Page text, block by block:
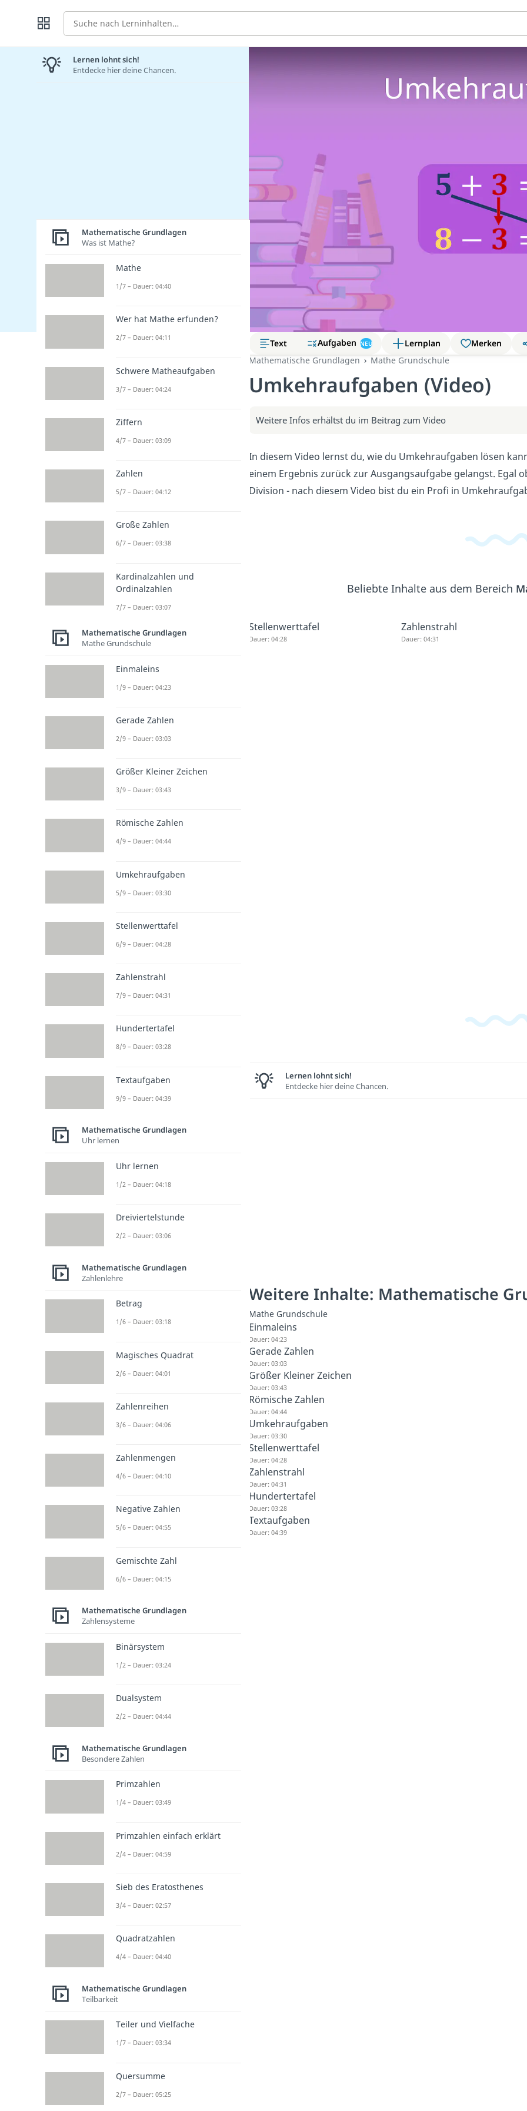
Suche
Text Aufgaben NEU Lernplan Merken
Mathematische Grundlagen
Mathe Grundschule
Umkehraufgaben (Video)
Weitere Infos erhältst du im Beitrag zum Video
In diesem Video lernst du, wie du Umkehraufgaben lösen
einem Ergebnis zurück zur Ausgangsaufgabe gelangst.
Division - nach diesem Video bist du ein Profi in
Beliebte Inhalte aus dem Bereich
Stellenwerttafel
Dauer: 04:28
Zahlenstrahl
Dauer: 04:31
Lernen lohnt sich!
Entdecke hier deine Chancen.
Weitere Inhalte: Mathematische
Mathe Grundschule
Einmaleins
Dauer: 04:23
Gerade Zahlen
Dauer: 03:03
Größer Kleiner Zeichen
Dauer: 03:43
Römische Zahlen
Dauer: 04:44
Umkehraufgaben
Dauer: 03:30
Stellenwerttafel
Dauer: 04:28
Zahlenstrahl
Dauer: 04:31
Hundertertafel
Dauer: 03:28
Textaufgaben
Dauer: 04:39
Lernen lohnt sich!
Entdecke hier deine Chancen.
Mathematische Grundlagen
Was ist Mathe?
Mathe
1/7 – Dauer: 04:40
Wer hat Mathe erfunden?
2/7 – Dauer: 04:11
Schwere Matheaufgaben
3/7 – Dauer: 04:24
Ziffern
4/7 – Dauer: 03:09
Zahlen
5/7 – Dauer: 04:12
Große Zahlen
6/7 – Dauer: 03:38
Kardinalzahlen und
Ordinalzahlen
7/7 – Dauer: 03:07
Mathematische Grundlagen
Mathe Grundschule
Einmaleins
1/9 – Dauer: 04:23
Gerade Zahlen
2/9 – Dauer: 03:03
Größer Kleiner Zeichen
3/9 – Dauer: 03:43
Römische Zahlen
4/9 – Dauer: 04:44
Umkehraufgaben
5/9 – Dauer: 03:30
Stellenwerttafel
6/9 – Dauer: 04:28
Zahlenstrahl
7/9 – Dauer: 04:31
Hundertertafel
8/9 – Dauer: 03:28
Textaufgaben
9/9 – Dauer: 04:39
Mathematische Grundlagen
Uhr lernen
Uhr lernen
1/2 – Dauer: 04:18
Dreiviertelstunde
2/2 – Dauer: 03:06
Mathematische Grundlagen
Zahlenlehre
Betrag
1/6 – Dauer: 03:18
Magisches Quadrat
2/6 – Dauer: 04:01
Zahlenreihen
3/6 – Dauer: 04:06
Zahlenmengen
4/6 – Dauer: 04:10
Negative Zahlen
5/6 – Dauer: 04:55
Gemischte Zahl
6/6 – Dauer: 04:15
Mathematische Grundlagen
Zahlensysteme
Binärsystem
1/2 – Dauer: 03:24
Dualsystem
2/2 – Dauer: 04:44
Mathematische Grundlagen
Besondere Zahlen
Primzahlen
1/4 – Dauer: 03:49
Primzahlen einfach erklärt
2/4 – Dauer: 04:59
Sieb des Eratosthenes
3/4 – Dauer: 02:57
Quadratzahlen
4/4 – Dauer: 04:40
Mathematische Grundlagen
Teilbarkeit
Teiler und Vielfache
1/7 – Dauer: 03:34
Quersumme
2/7 – Dauer: 05:25